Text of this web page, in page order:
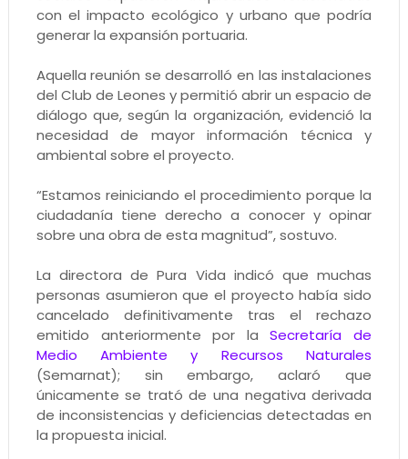
con el impacto ecológico y urbano que podría
generar la expansión portuaria.
Aquella reunión se desarrolló en las instalaciones
del Club de Leones y permitió abrir un espacio de
diálogo que, según la organización, evidenció la
necesidad de mayor información técnica y
ambiental sobre el proyecto.
“Estamos reiniciando el procedimiento porque la
ciudadanía tiene derecho a conocer y opinar
sobre una obra de esta magnitud”, sostuvo.
La directora de Pura Vida indicó que muchas
personas asumieron que el proyecto había sido
cancelado definitivamente tras el rechazo
emitido anteriormente por laSecretaría de
Medio Ambiente y Recursos Naturales
(Semarnat); sin embargo, aclaró que
únicamente se trató de una negativa derivada
de inconsistencias y deficiencias detectadas en
la propuesta inicial.